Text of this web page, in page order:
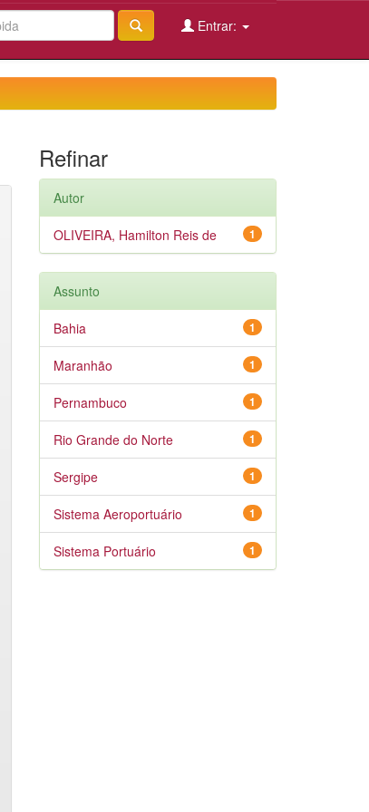
Entrar:
Refinar
Autor
1
OLIVEIRA, Hamilton Reis de
Assunto
1
Bahia
1
Maranhão
1
Pernambuco
1
Rio Grande do Norte
1
Sergipe
1
Sistema Aeroportuário
1
Sistema Portuário